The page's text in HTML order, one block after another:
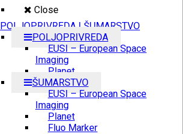
Close
POLJOPRIVREDA I ŠUMARSTVO
POLJOPRIVREDA
EUSI – European Space
Imaging
Planet
ŠUMARSTVO
EUSI – European Space
Imaging
Planet
Fluo Marker